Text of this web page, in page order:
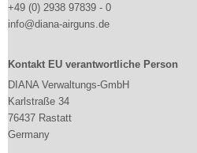
+49 (0) 2938 97839 - 0
info@diana-airguns.de
Kontakt EU verantwortliche Person
DIANA Verwaltungs-GmbH
Karlstraße 34
76437 Rastatt
Germany